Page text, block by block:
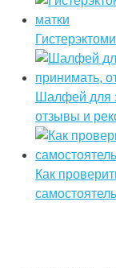
Шалфей для
отзывы и
Как